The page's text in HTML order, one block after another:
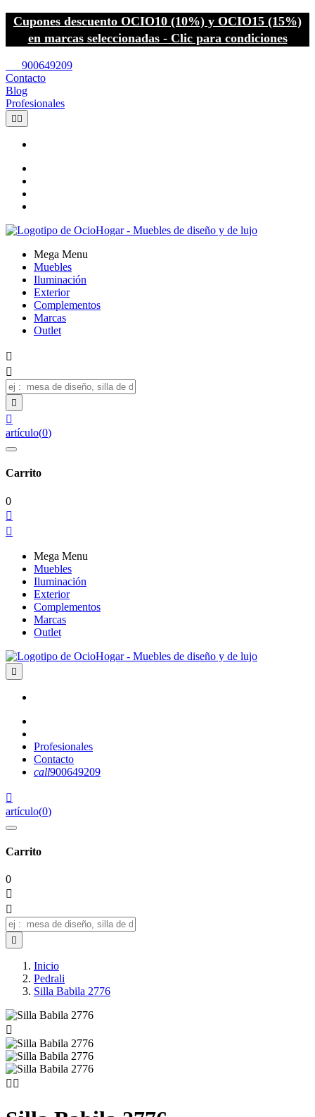
Cupones descuento OCIO10 (10%) y OCIO15 (15%)
en marcas seleccionadas - Clic para condiciones
900649209
Contacto
Blog
Profesionales
 
Mega Menu
Muebles
Iluminación
Exterior
Complementos
Marcas
Outlet




artículo(0)
Carrito
0


Mega Menu
Muebles
Iluminación
Exterior
Complementos
Marcas
Outlet

Profesionales
Contacto
call900649209

artículo(0)
Carrito
0



Inicio
Pedrali
Silla Babila 2776

 